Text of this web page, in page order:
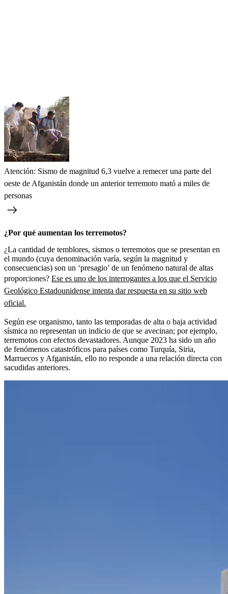
Atención: Sismo de magnitud 6,3 vuelve a remecer una parte del
oeste de Afganistán donde un anterior terremoto mató a miles de
personas
¿Por qué aumentan los terremotos?
¿La cantidad de temblores, sismos o terremotos que se presentan en
el mundo (cuya denominación varía, según la magnitud y
consecuencias) son un ‘presagio’ de un fenómeno natural de altas
proporciones? Ese es uno de los interrogantes a los que el Servicio
Geológico Estadounidense intenta dar respuesta en su sitio web
oficial.
Según ese organismo, tanto las temporadas de alta o baja actividad
sísmica no representan un indicio de que se avecinan; por ejemplo,
terremotos con efectos devastadores. Aunque 2023 ha sido un año
de fenómenos catastróficos para países como Turquía, Siria,
Marruecos y Afganistán, ello no responde a una relación directa con
sacudidas anteriores.